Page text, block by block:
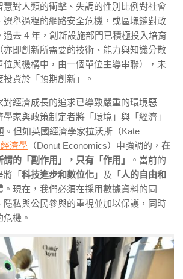
慧對人類的衝擊、失調的性別比例對社會
舉過程的網路安全危機，或區塊鏈對政
去 4 年， 創新設施部門已積極投入培育
亦即創新所需要的技術、能力與知識分散
與機構中，由一個單位主導串聯）
，未
資於「預期創新」。
對經濟成長的追求已導致嚴重的環境惡
家與政策制定者將「環境」與「經濟」
。但如英國經濟學家拉沃斯（Kate
濟學 （Donut Economics）中強調的， 在
的「副作用」，只有「作用」
。當前的
「 科技進步和數位化 」及「 人的自由和
。現在，我們必須在採用數據資料的同
隱私與公民參與的重視並加以保護，同時
機。